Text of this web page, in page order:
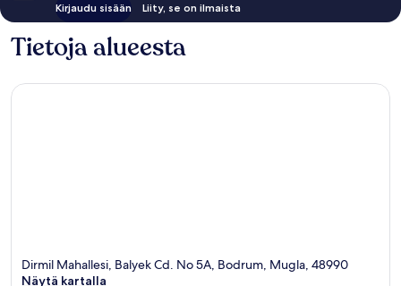
Kirjaudu sisään Liity, se on ilmaista
Tietoja alueesta
Dirmil Mahallesi, Balyek Cd. No 5A, Bodrum, Mugla, 48990
Näytä kartalla